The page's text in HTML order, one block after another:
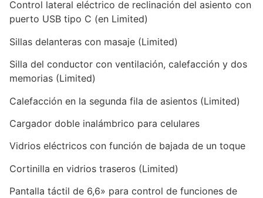
Control lateral eléctrico de reclinación del asiento con
puerto USB tipo C (en Limited)
Sillas delanteras con masaje (Limited)
Silla del conductor con ventilación, calefacción y dos
memorias (Limited)
Calefacción en la segunda fila de asientos (Limited)
Cargador doble inalámbrico para celulares
Vidrios eléctricos con función de bajada de un toque
Cortinilla en vidrios traseros (Limited)
Pantalla táctil de 6,6» para control de funciones de